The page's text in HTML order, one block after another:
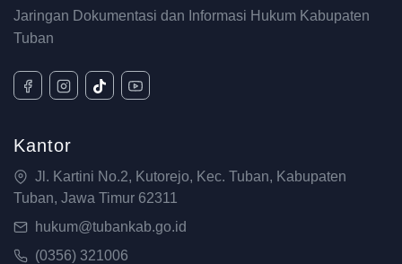
Jaringan Dokumentasi dan Informasi Hukum Kabupaten
Tuban
Kantor
Jl. Kartini No.2, Kutorejo, Kec. Tuban, Kabupaten
Tuban, Jawa Timur 62311
hukum@tubankab.go.id
(0356) 321006